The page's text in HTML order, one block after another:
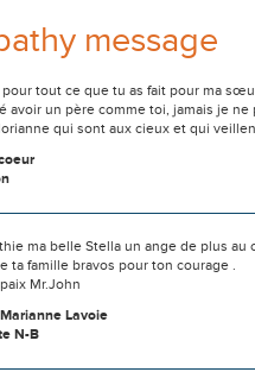
message
tout ce que tu as fait pour ma
avoir un père comme toi, jamais je
qui sont aux cieux et qui
ma belle Stella un ange de plus
ta famille bravos pour ton courage .
Mr.John
Lavoie
N-B